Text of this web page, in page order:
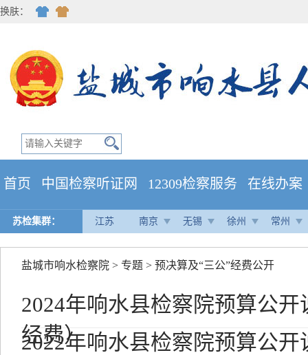
换肤：
首页 中国检察听证网 12309检察服务 在线办案
苏检集群： 江苏 南京 无锡 徐州 常州
盐城市响水检察院 > 专题 > 预决算及“三公”经费公开
2024年响水县检察院预算公开
经费）
2022年响水县检察院预算公开